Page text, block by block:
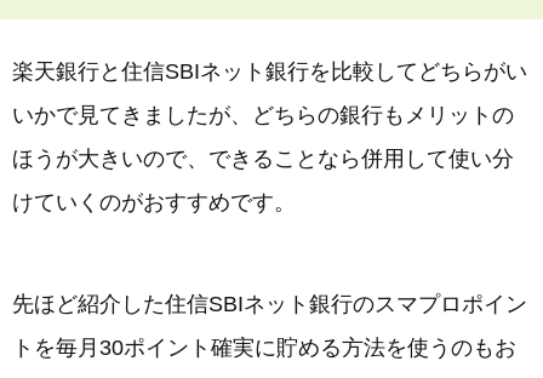
楽天銀行と住信SBIネット銀行を比較してどちらがい
いかで見てきましたが、どちらの銀行もメリットの
ほうが大きいので、できることなら併用して使い分
けていくのがおすすめです。
先ほど紹介した住信SBIネット銀行のスマプロポイン
トを毎月30ポイント確実に貯める方法を使うのもお